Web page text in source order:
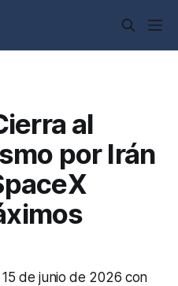
al
por Irán
de junio de 2026 con